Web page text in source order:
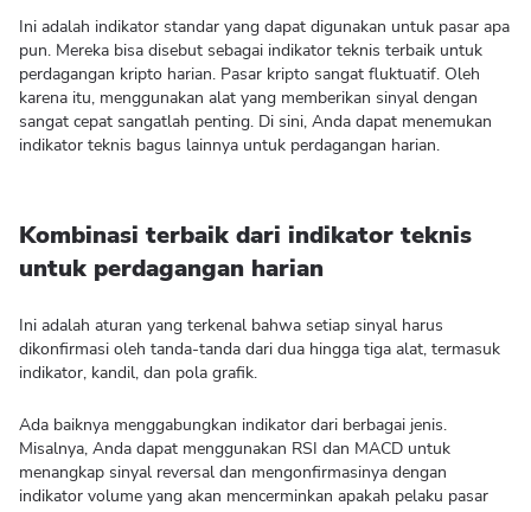
Ini adalah indikator standar yang dapat digunakan untuk pasar apa
pun. Mereka bisa disebut sebagai indikator teknis terbaik untuk
perdagangan kripto harian. Pasar kripto sangat fluktuatif. Oleh
karena itu, menggunakan alat yang memberikan sinyal dengan
sangat cepat sangatlah penting. Di sini, Anda dapat menemukan
indikator teknis bagus lainnya untuk perdagangan harian.
Kombinasi terbaik dari indikator teknis
untuk perdagangan harian
Ini adalah aturan yang terkenal bahwa setiap sinyal harus
dikonfirmasi oleh tanda-tanda dari dua hingga tiga alat, termasuk
indikator, kandil, dan pola grafik.
Ada baiknya menggabungkan indikator dari berbagai jenis.
Misalnya, Anda dapat menggunakan RSI dan MACD untuk
menangkap sinyal reversal dan mengonfirmasinya dengan
indikator volume yang akan mencerminkan apakah pelaku pasar